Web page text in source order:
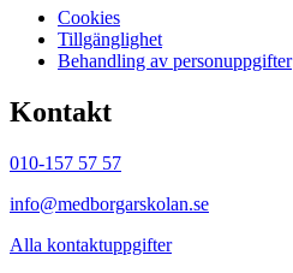
Cookies
Tillgänglighet
Behandling av personuppgifter
Kontakt
010-157 57 57
info@medborgarskolan.se
Alla kontaktuppgifter